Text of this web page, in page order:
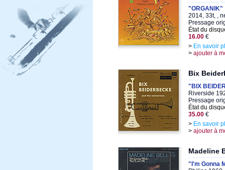
"ORGANIK"
2014, 33t, ,
Pressage
État du
16.00 €
> En savoir
> ajouter à
Bix
"BIX
Riverside
Pressage
État du
35.00 €
> En savoir
> ajouter à
Madeline
"I'm Gonna